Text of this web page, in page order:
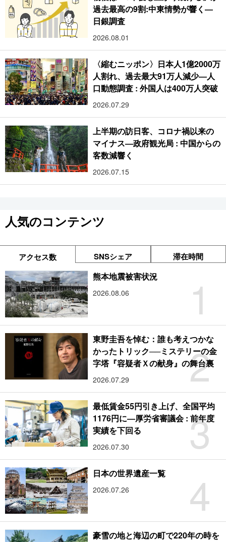
過去最高の9割:中東情勢が響く―
日銀調査
2026.08.01
〈縮むニッポン〉日本人1億2000万
人割れ、過去最大91万人減少―人
口動態調査 : 外国人は400万人突破
2026.07.29
上半期の訪日客、コロナ禍以来の
マイナス―政府観光局 : 中国からの
客数減響く
2026.07.15
人気のコンテンツ
アクセス数 SNSシェア 滞在時間
1
熊本地震被害状況
2026.08.06
2
東野圭吾を悼む：誰も考えつかな
かったトリック──ミステリーの金
字塔『容疑者Ｘの献身』の舞台裏
2026.07.29
3
最低賃金55円引き上げ、全国平均
1176円に―厚労省審議会 : 前年度
実績を下回る
2026.07.30
4
日本の世界遺産一覧
2026.07.26
豪雪の地と海辺の町で220年の時を